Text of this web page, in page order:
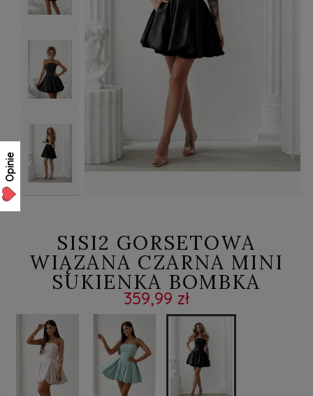
SISI2 GORSETOWA
WIĄZANA CZARNA MINI
SUKIENKA BOMBKA
359,99 zł
Opinie